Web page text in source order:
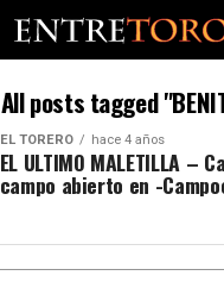
All posts tagged
EL TORERO hace 4 años
EL ULTIMO MALETILLA –
campo abierto en -